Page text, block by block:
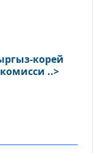
корей
..>